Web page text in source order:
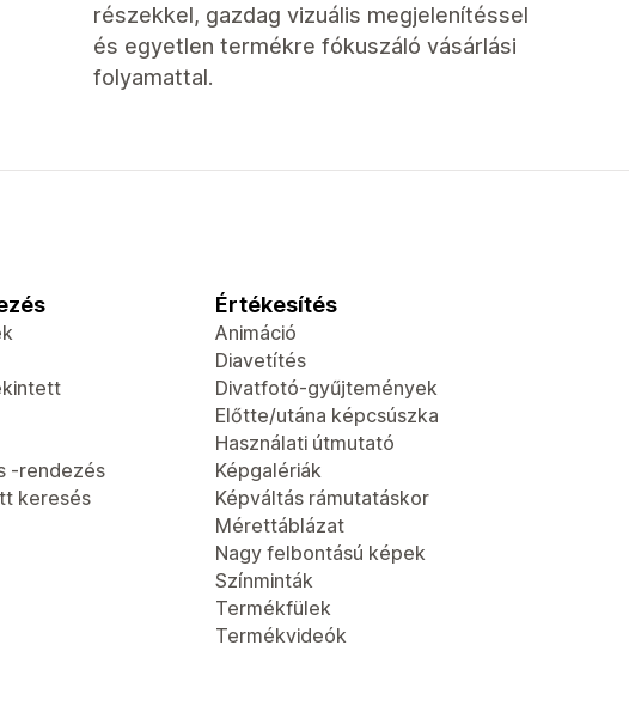
részekkel, gazdag vizuális megjelenítéssel
és egyetlen termékre fókuszáló vásárlási
folyamattal.
-rendezés
keresés
Értékesítés
Animáció
Diavetítés
Divatfotó-gyűjtemények
Előtte/utána képcsúszka
Használati útmutató
Képgalériák
Képváltás rámutatáskor
Mérettáblázat
Nagy felbontású képek
Színminták
Termékfülek
Termékvideók